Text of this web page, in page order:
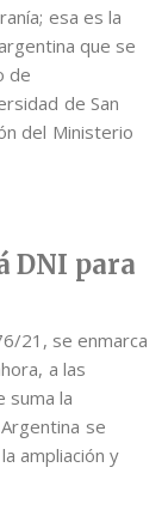
esa es la
que se
de
de San
del Ministerio
DNI para
21, se enmarca
a las
suma la
se
ampliación y